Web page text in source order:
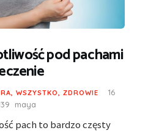
pod pachami
, WSZYSTKO, ZDROWIE
16
maya
pach to bardzo częsty